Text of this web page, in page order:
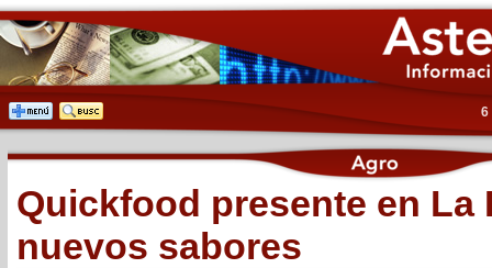
6
Quickfood presente en La
nuevos sabores